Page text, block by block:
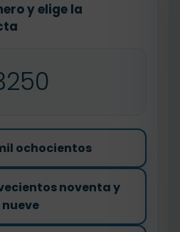
y elige la
ochocientos
noventa y
nueve